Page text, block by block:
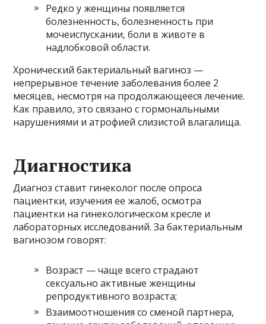
Редко у женщины появляется
болезненность, болезненность при
мочеиспускании, боли в животе в
надлобковой области.
Хронический бактериальный вагиноз —
непрерывное течение заболевания более 2
месяцев, несмотря на продолжающееся лечение.
Как правило, это связано с гормональными
нарушениями и атрофией слизистой влагалища.
Диагностика
Диагноз ставит гинеколог после опроса
пациентки, изучения ее жалоб, осмотра
пациентки на гинекологическом кресле и
лабораторных исследований. За бактериальным
вагинозом говорят:
Возраст — чаще всего страдают
сексуально активные женщины
репродуктивного возраста;
Взаимоотношения со сменой партнера,